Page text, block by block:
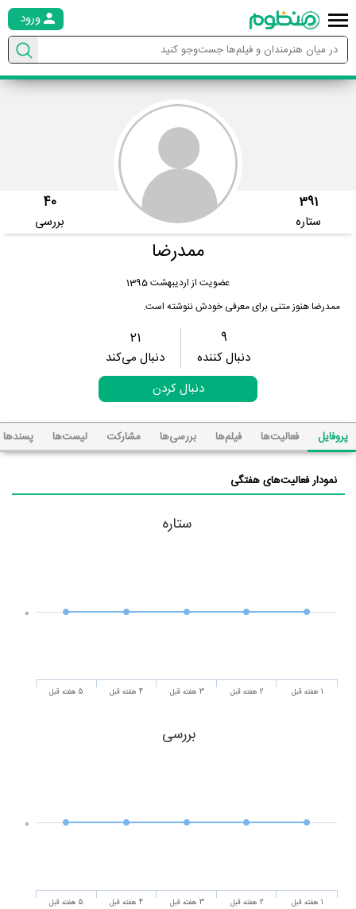
ورود
391
ستاره
40
بررسی
ممدرضا
عضویت از اردیبهشت 1395
ممدرضا هنوز متنی برای معرفی خودش ننوشته است.
9
دنبال کننده
21
دنبال می‌کند
دنبال کردن
پروفایل فعالیت‌ها فیلم‌ها بررسی‌ها مشارکت لیست‌ها پسند‌ها
نمودار فعالیت‌های هفتگی
5 هفته قبل 4 هفته قبل 3 هفته قبل 2 هفته قبل 1 هفته قبل
0
ستاره
5 هفته قبل 4 هفته قبل 3 هفته قبل 2 هفته قبل 1 هفته قبل
0
بررسی